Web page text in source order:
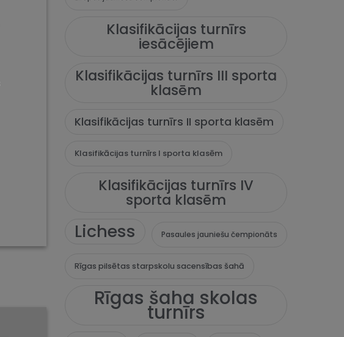
Klasifikācijas turnīrs
iesācējiem
Klasifikācijas turnīrs III sporta
klasēm
Klasifikācijas turnīrs II sporta klasēm
Klasifikācijas turnīrs I sporta klasēm
Klasifikācijas turnīrs IV
sporta klasēm
Lichess Pasaules jauniešu čempionāts
Rīgas pilsētas starpskolu sacensības šahā
Rīgas šaha skolas
turnīrs